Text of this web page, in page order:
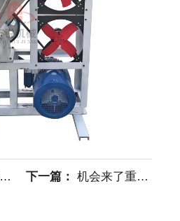
下一篇： 机会来了重庆小面机让您没有技术也能创业